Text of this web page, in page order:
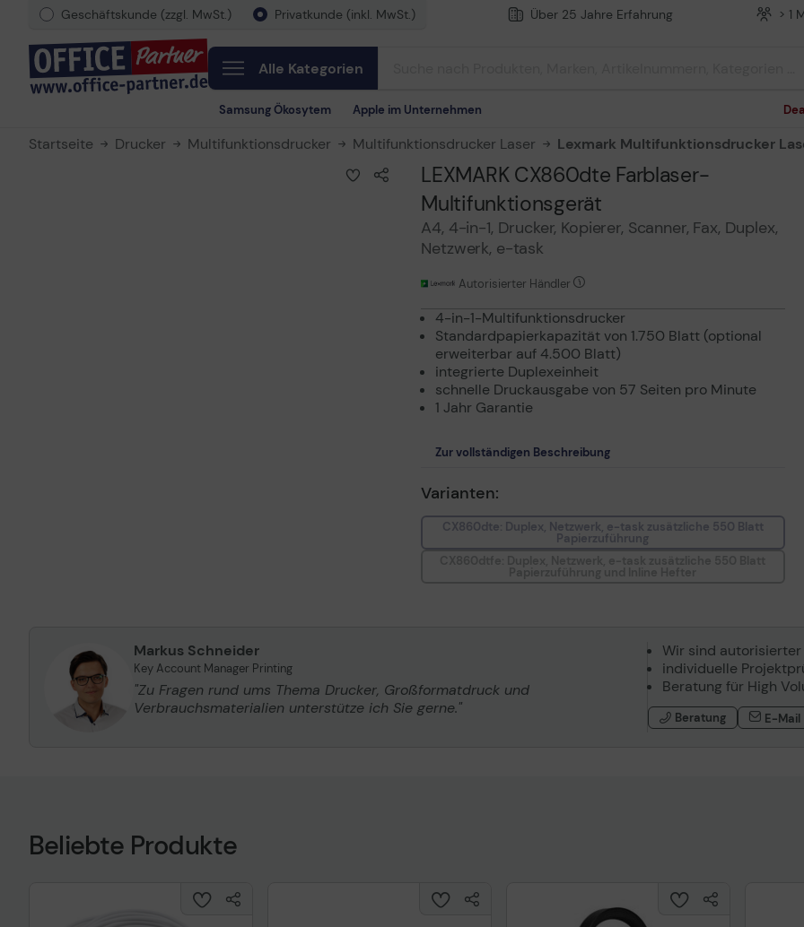
Geschäftskunde (zzgl. MwSt.) Privatkunde (inkl. MwSt.) Über 25 Jahre Erfahrung > 1
Alle Kategorien
Samsung Ökosytem Apple im Unternehmen
Startseite Drucker Multifunktionsdrucker Multifunktionsdrucker Laser Lexmark Multifunktionsdrucker
LEXMARK CX860dte Farblaser-
Multifunktionsgerät
A4, 4-in-1, Drucker, Kopierer, Scanner, Fax, Duplex,
Netzwerk, e-task
Autorisierter Händler
4-in-1-Multifunktionsdrucker
Standardpapierkapazität von 1.750 Blatt (optional
erweiterbar auf 4.500 Blatt)
integrierte Duplexeinheit
schnelle Druckausgabe von 57 Seiten pro Minute
1 Jahr Garantie
Zur vollständigen Beschreibung
Varianten:
CX860dte: Duplex, Netzwerk, e-task zusätzliche 550 Blatt
Papierzuführung
Markus Schneider
Key Account Manager Printing
"Zu Fragen rund ums Thema Drucker, Großformatdruck und
Verbrauchsmaterialien unterstütze ich Sie gerne."
Wir sind
individuelle
Beratung für High
Beratung E-Mail
Beliebte Produkte